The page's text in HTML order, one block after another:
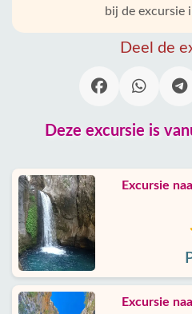
bij de excursie
Deel de
Deze excursie is
Excursie
Excursie